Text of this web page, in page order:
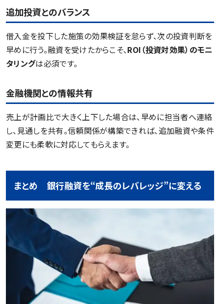
追加投資とのバランス
借入金を投下した施策の効果検証を怠らず、次の投資判断を
早めに行う。融資を受けたからこそ、ROI（投資対効果）のモニ
タリングは必須です。
金融機関との情報共有
売上が計画比で大きく上下した場合は、早めに担当者へ連絡
し、見通しを共有。信頼関係が構築できれば、追加融資や条件
変更にも柔軟に対応してもらえます。
まとめ 銀行融資を“成長のレバレッジ”に変える